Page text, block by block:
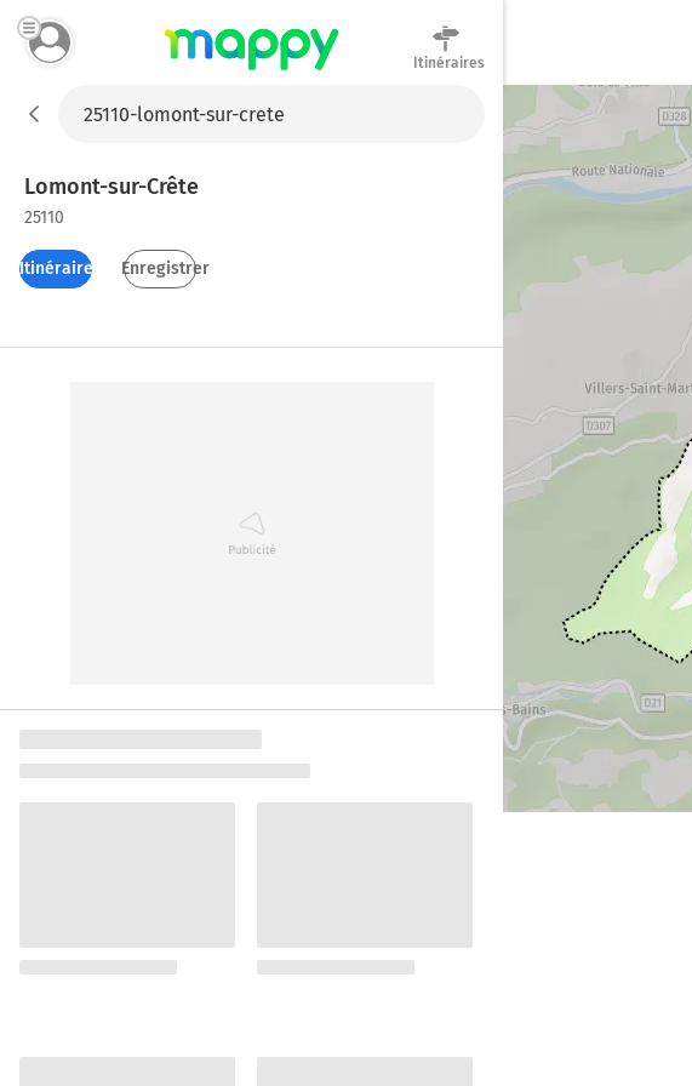
Itinéraires
Lomont-sur-Crête
25110
Itinéraires Enregistrer